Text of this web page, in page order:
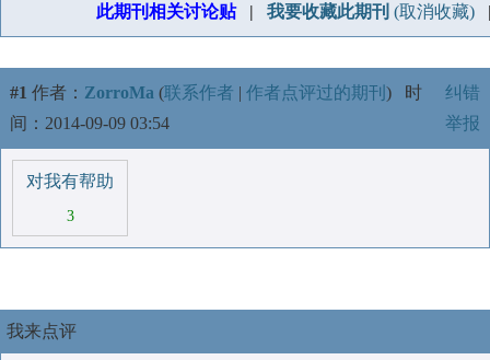
此期刊相关讨论贴| 我要收藏此期刊 (取消收藏)
#1 作者： ZorroMa (联系作者 | 作者点评过的期刊 ) 时
间：2014-09-09 03:54
纠错
举报
对我有帮助
3
我来点评